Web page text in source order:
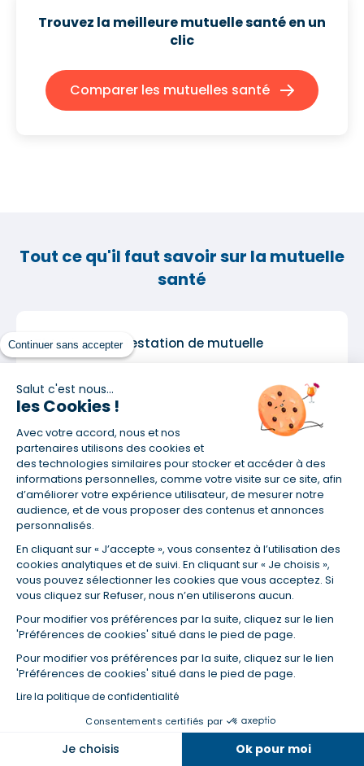
Continuer sans accepter
Salut c'est nous...
les Cookies !
Avec votre accord, nous et nos
partenaires utilisons des cookies et
des technologies similaires pour stocker et accéder à des
informations personnelles, comme votre visite sur ce site, afin
d’améliorer votre expérience utilisateur, de mesurer notre
audience, et de vous proposer des contenus et annonces
personnalisés.
En cliquant sur « J’accepte », vous consentez à l’utilisation des
cookies analytiques et de suivi. En cliquant sur « Je choisis »,
vous pouvez sélectionner les cookies que vous acceptez. Si
vous cliquez sur Refuser, nous n’en utiliserons aucun.
Pour modifier vos préférences par la suite, cliquez sur le lien
'Préférences de cookies' situé dans le pied de page.
Pour modifier vos préférences par la suite, cliquez sur le lien
'Préférences de cookies' situé dans le pied de page.
Lire la politique de confidentialité
Consentements certifiés par
Je choisis Ok pour moi
Trouvez la meilleure mutuelle santéen un
clic
Comparer les mutuelles santé
Tout ce qu'il faut savoir sur la mutuelle
santé
Obtenir une attestation de mutuelle
Mutuelle santé : les particularités du régime
Alsace-Lorraine
Médecin spécialiste et dépassements
d'honoraires : quelle prise en charge ?
Qu'est-ce que le reste à charge zéro en
mutuelle santé ?
Que devient ma mutuelle après une
démission ?
Bien comprendre son contrat de mutuelle